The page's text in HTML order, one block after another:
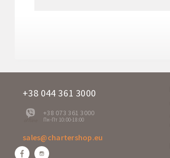
QU 3623
+38 044 361 3000
+38 073 361 3000
Пн-Пт 10:00-18:00
sales@chartershop.eu